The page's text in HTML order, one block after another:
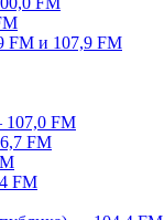
FM и 107,9 FM
107,0 FM
FM
FM